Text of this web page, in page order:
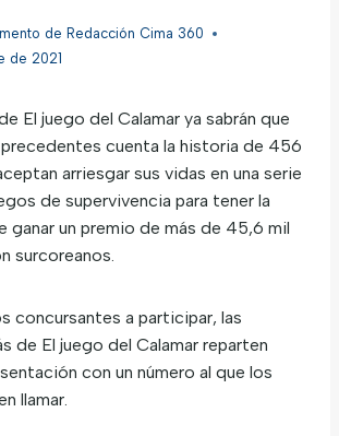
de Redacción Cima 360
de 2021
El juego del Calamar ya sabrán que
cuenta la historia de 456
arriesgar sus vidas en una serie
de supervivencia para tener la
ganar un premio de más de 45,6 mil
surcoreanos.
concursantes a participar, las
de El juego del Calamar reparten
con un número al que los
llamar.